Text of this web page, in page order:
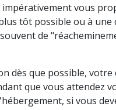
vous
tôt possible ou à
de
dès que possible,
que vous attendez
si vous